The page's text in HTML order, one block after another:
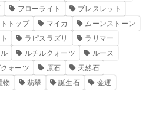
フローライト
ブレスレット
トップ マイカ
ムーンストーン
ラピスラズリ
ラリマー
ルチルクォーツ
ルース
ォーツ 原石
天然石
物 翡翠 誕生石
金運